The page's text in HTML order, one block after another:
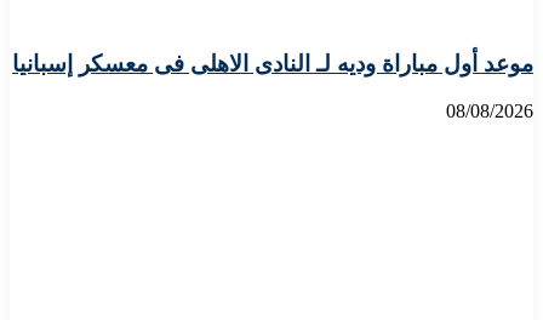
موعد أول مباراة وديه لـ النادى الاهلى فى معسكر إسبانيا
08/08/2026